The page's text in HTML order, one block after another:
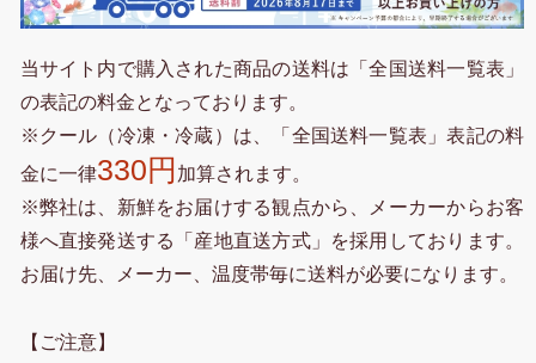
当サイト内で購入された商品の送料は「全国送料一覧表」
の表記の料金となっております。
※クール（冷凍・冷蔵）は、「全国送料一覧表」表記の料
金に一律330円 加算されます。
※弊社は、新鮮をお届けする観点から、メーカーからお客
様へ直接発送する「産地直送方式」を採用しております。
お届け先、メーカー、温度帯毎に送料が必要になります。
【ご注意】